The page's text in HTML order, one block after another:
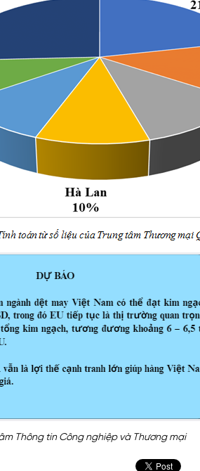
Thông tin Công nghiệp và Thương mại